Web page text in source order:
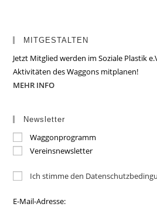
MITGESTALTEN
Jetzt Mitglied werden im Soziale Plastik
Aktivitäten des Waggons mitplanen!
MEHR INFO
Newsletter
Waggonprogramm
Vereinsnewsletter
Ich stimme den
E-Mail-Adresse: